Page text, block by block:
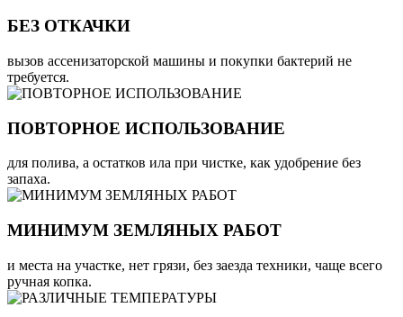
БЕЗ ОТКАЧКИ
вызов ассенизаторской машины и покупки бактерий не
требуется.
ПОВТОРНОЕ ИСПОЛЬЗОВАНИЕ
для полива, а остатков ила при чистке, как удобрение без
запаха.
МИНИМУМ ЗЕМЛЯНЫХ РАБОТ
и места на участке, нет грязи, без заезда техники, чаще всего
ручная копка.